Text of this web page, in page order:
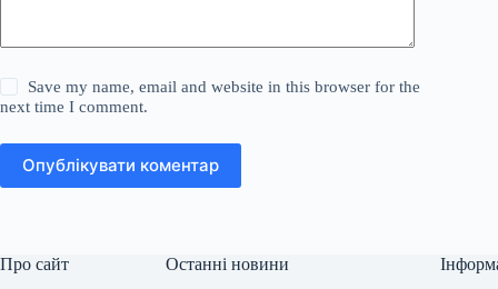
Save my name, email and website in this browser for the
next time I comment.
Опублікувати коментар
Про сайт Останні новини